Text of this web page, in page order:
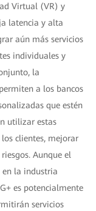
Virtual (VR) y
latencia y alta
aún más servicios
individuales y
la
a los bancos
que estén
utilizar estas
clientes, mejorar
Aunque el
la industria
es potencialmente
servicios